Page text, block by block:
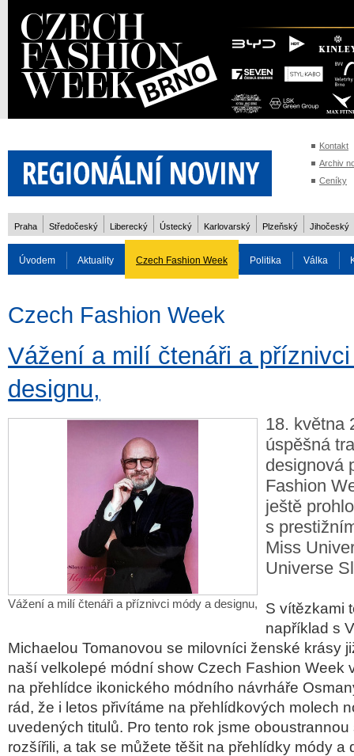
Kontakt
Archiv
Ceníky
Praha Středočeský Liberecký Ústecký Karlovarský Plzeňský Jihočeský
Úvodem Aktuality Czech Fashion Week Politika Válka
Rozhovory
Czech Fashion Week
Vážení a milí čtenáři a
designu,
Vážení a milí čtenáři a příznivci módy a designu,
18. května
úspěšná
designová
Fashion
ještě
s
Miss
Universe
S vítězkami
například s
Michaelou Tomanovou se milovníci ženské krásy
naší velkolepé módní show Czech Fashion Week
na přehlídce ikonického módního návrháře
rád, že i letos přivítáme na přehlídkových molech
uvedených titulů. Pro tento rok jsme
rozšířili, a tak se můžete těšit na přehlídky módy a